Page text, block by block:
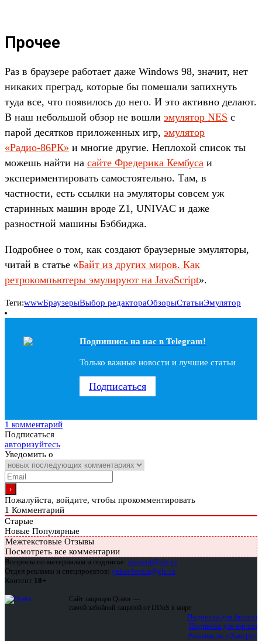
Прочее
Раз в браузере работает даже Windows 98, значит, нет
никаких преград, которые бы помешали запихнуть
туда все, что появилось до него. И это активно делают.
В наш небольшой обзор не вошли эмулятор NES с
парой десятков приложенных игр, эмулятор
«Радио-86РК» и многие другие. Неплохой список ты
можешь найти на сайте Фредерика Кембуса и
экспериментировать самостоятельно. Там, в
частности, есть ссылки на эмуляторы совсем уж
старинных машин вроде Z1, UNIVAC и даже
разностной машины Бэббиджа.
Подробнее о том, как создают браузерные эмуляторы,
читай в статье «Байт из других миров. Как
ретрокомпьютеры эмулируют на JavaScript».
Теги:wwwБраузерыВыбор редактораОбзорыСтатьиЭмулятор
Подпишись на наc в Telegram!
Только важные новости и лучшие статьи
Подписаться
1 комментарий
Подписаться
авторизуйтесь
Уведомить о
Пожалуйста, войдите, чтобы прокомментировать
1 Комментарий
Старые
Новые Популярные
Межтекстовые Отзывы
Посмотреть все комментарии
Вопросы по материалам и подписке: support@glc.ru
Отдел рекламы и спецпроектов: yakovleva.a@glc.ru
Контент 18+
Сайт защищен Qrator —
самой забойной защитой от DDoS в мире
Подписка для физлиц
Подписка для юрлиц
Реклама на «Хакере»